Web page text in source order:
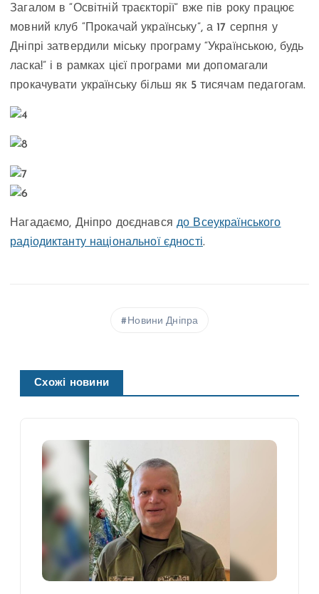
Загалом в “Освітній траєкторії” вже пів року працює
мовний клуб “Прокачай українську”, а 17 серпня у
Дніпрі затвердили міську програму “Українською, будь
ласка!” і в рамках цієї програми ми допомагали
прокачувати українську більш як 5 тисячам педагогам.
Нагадаємо, Дніпро доєднавсядо Всеукраїнського
радіодиктанту національної єдності.
Новини Дніпра
Схожі новини